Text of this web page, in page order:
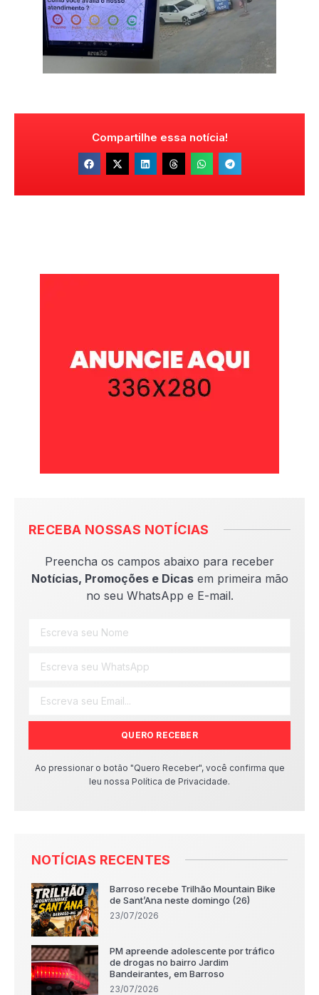
Compartilhe essa notícia!
RECEBA NOSSAS NOTÍCIAS
Preencha os campos abaixo para receber
Notícias, Promoções e Dicasem primeira mão
no seu WhatsApp e E-mail.
QUERO RECEBER
Ao pressionar o botão "Quero Receber", você confirma que
leu nossa Política de Privacidade.
NOTÍCIAS RECENTES
Barroso recebe Trilhão Mountain Bike
de Sant’Ana neste domingo (26)
23/07/2026
PM apreende adolescente por tráfico
de drogas no bairro Jardim
Bandeirantes, em Barroso
23/07/2026